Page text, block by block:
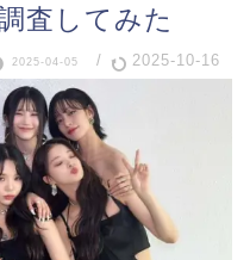
査してみた
2025-04-05 / 2025-10-16